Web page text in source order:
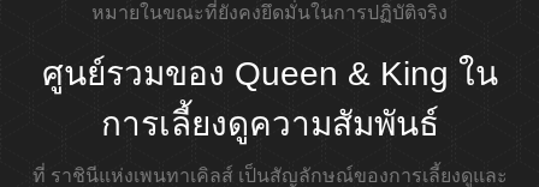
หมายในขณะที่ยังคงยึดมั่นในการปฏิบัติจริง
ศูนย์รวมของ Queen & King ใน
การเลี้ยงดูความสัมพันธ์
ที่ ราชินีแห่งเพนทาเคิลส์ เป็นสัญลักษณ์ของการเลี้ยงดูและ